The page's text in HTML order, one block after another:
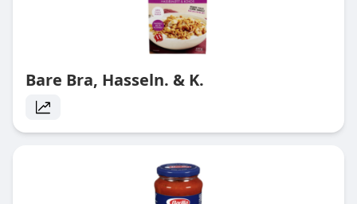
Bare Bra, Hasseln. & K.